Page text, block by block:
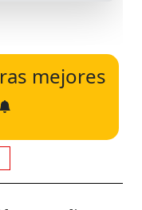
mejores